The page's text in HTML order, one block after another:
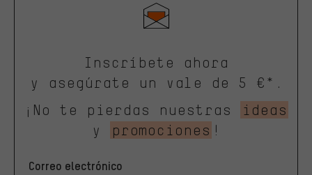
Inscríbete ahora
y asegúrate un vale de 5 €*.
¡No te pierdas nuestras
ideas
y
promociones !
Correo electrónico